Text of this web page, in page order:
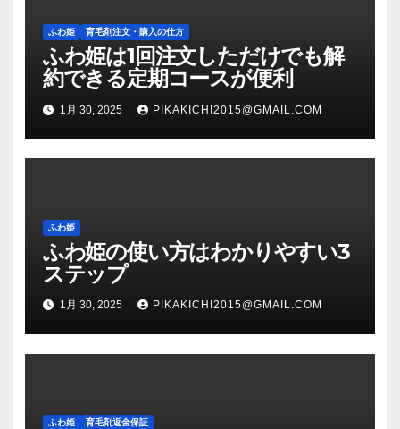
ふわ姫 育毛剤注文・購入の仕方
ふわ姫は1回注文しただけでも解
約できる定期コースが便利
1月 30, 2025 PIKAKICHI2015@GMAIL.COM
ふわ姫
ふわ姫の使い方はわかりやすい3
ステップ
1月 30, 2025 PIKAKICHI2015@GMAIL.COM
ふわ姫 育毛剤返金保証